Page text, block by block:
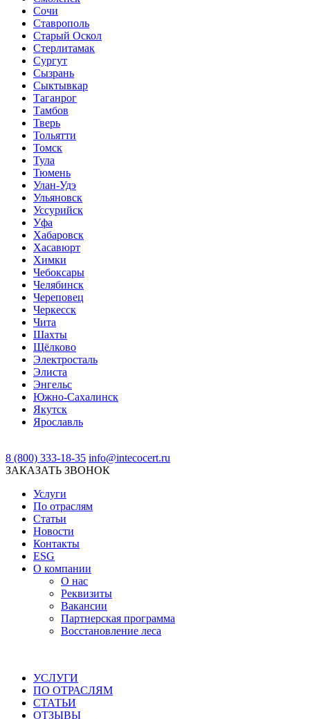
Сочи
Ставрополь
Старый Оскол
Стерлитамак
Сургут
Сызрань
Сыктывкар
Таганрог
Тамбов
Тверь
Тольятти
Томск
Тула
Тюмень
Улан-Удэ
Ульяновск
Уссурийск
Уфа
Хабаровск
Хасавюрт
Химки
Чебоксары
Челябинск
Череповец
Черкесск
Чита
Шахты
Щёлково
Электросталь
Элиста
Энгельс
Южно-Сахалинск
Якутск
Ярославль
8 (800) 333-18-35 info@intecocert.ru
ЗАКАЗАТЬ ЗВОНОК
Услуги
По отраслям
Статьи
Новости
Контакты
ESG
О компании
О нас
Реквизиты
Вакансии
Партнерская программа
Восстановление леса
УСЛУГИ
ПО ОТРАСЛЯМ
СТАТЬИ
ОТЗЫВЫ